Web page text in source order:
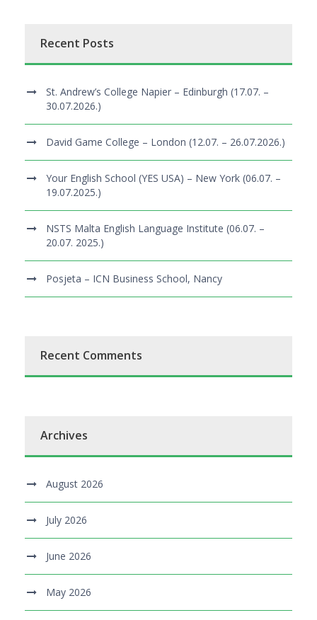
Recent Posts
St. Andrew’s College Napier – Edinburgh (17.07. –
30.07.2026.)
David Game College – London (12.07. – 26.07.2026.)
Your English School (YES USA) – New York (06.07. –
19.07.2025.)
NSTS Malta English Language Institute (06.07. –
20.07. 2025.)
Posjeta – ICN Business School, Nancy
Recent Comments
Archives
August 2026
July 2026
June 2026
May 2026